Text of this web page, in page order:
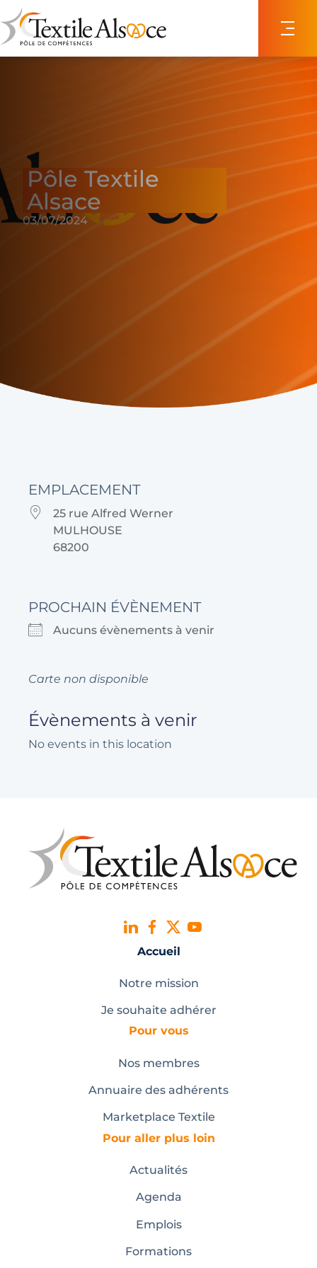
Pôle Textile
Alsace
03/07/2024
EMPLACEMENT
25 rue Alfred Werner
MULHOUSE
68200
PROCHAIN ÉVÈNEMENT
Aucuns évènements à venir
Carte non disponible
Évènements à venir
No events in this location
Accueil
Notre mission
Je souhaite adhérer
Pour vous
Nos membres
Annuaire des adhérents
Marketplace Textile
Pour aller plus loin
Actualités
Agenda
Emplois
Formations
Panneau de gestion des cookies